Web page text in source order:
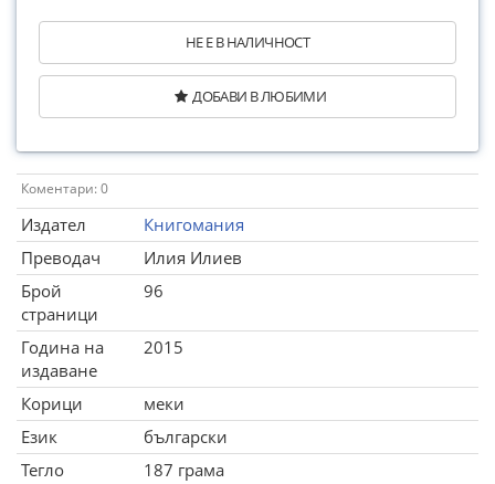
НЕ Е В НАЛИЧНОСТ
ДОБАВИ В ЛЮБИМИ
Коментари: 0
Издател
Книгомания
Преводач
Илия Илиев
Брой
страници
96
Година на
издаване
2015
Корици
меки
Език
български
Тегло
187 грама